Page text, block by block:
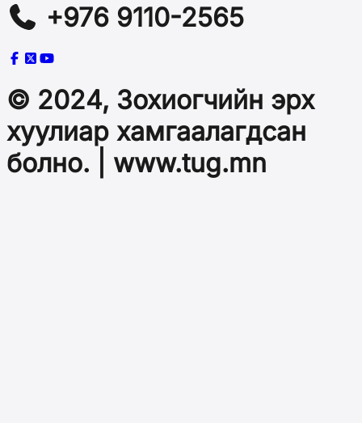
+976 9110-2565
© 2024, Зохиогчийн эрх
хуулиар хамгаалагдсан
болно. | www.tug.mn